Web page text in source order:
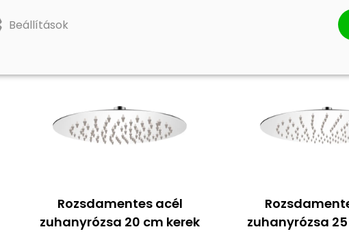
Rozsdamentes acél
zuhanyrózsa 20 cm kerek
zuhanyrózsa
Beállítások